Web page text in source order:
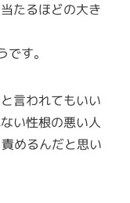
たるほどの大き
す。
言われてもいい
い性根の悪い人
めるんだと思い